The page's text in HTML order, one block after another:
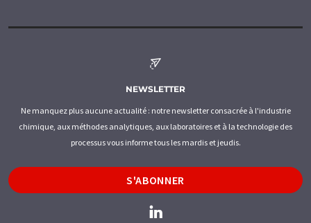
NEWSLETTER
Ne manquez plus aucune actualité : notre newsletter consacrée à l'industrie
chimique, aux méthodes analytiques, aux laboratoires et à la technologie des
processus vous informe tous les mardis et jeudis.
S'ABONNER